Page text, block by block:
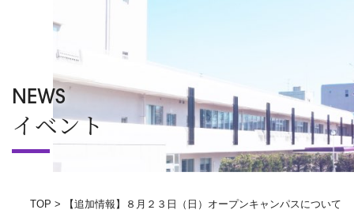
キャンパスライフ
オープンキャンパス
地域の方へ
NEWS
イベント
TOP > 【追加情報】８月２３日（日）オープンキャンパスについて